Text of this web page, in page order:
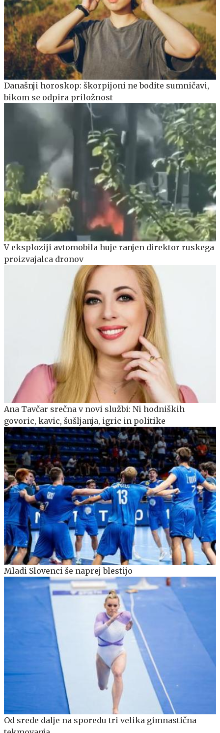
Današnji horoskop: škorpijoni ne bodite sumničavi,
bikom se odpira priložnost
V eksploziji avtomobila huje ranjen direktor ruskega
proizvajalca dronov
Ana Tavčar srečna v novi službi: Ni hodniških
govoric, kavic, šušljanja, igric in politike
Mladi Slovenci še naprej blestijo
Od srede dalje na sporedu tri velika gimnastična